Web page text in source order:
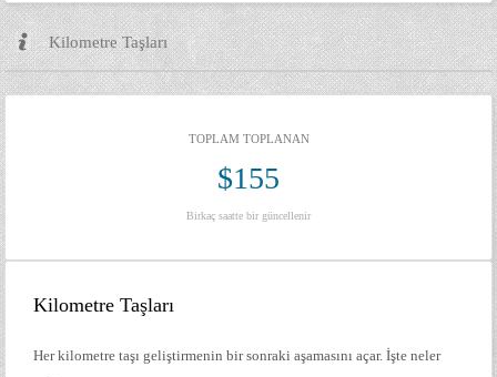
Kilometre Taşları
TOPLAM TOPLANAN
$155
Birkaç saatte bir güncellenir
Kilometre Taşları
Her kilometre taşı geliştirmenin bir sonraki aşamasını açar. İşte neler